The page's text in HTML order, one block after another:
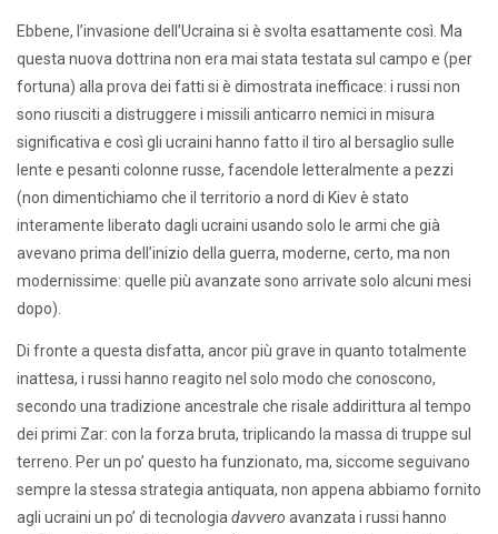
Ebbene, l’invasione dell’Ucraina si è svolta esattamente così. Ma
questa nuova dottrina non era mai stata testata sul campo e (per
fortuna) alla prova dei fatti si è dimostrata inefficace: i russi non
sono riusciti a distruggere i missili anticarro nemici in misura
significativa e così gli ucraini hanno fatto il tiro al bersaglio sulle
lente e pesanti colonne russe, facendole letteralmente a pezzi
(non dimentichiamo che il territorio a nord di Kiev è stato
interamente liberato dagli ucraini usando solo le armi che già
avevano prima dell’inizio della guerra, moderne, certo, ma non
modernissime: quelle più avanzate sono arrivate solo alcuni mesi
dopo).
Di fronte a questa disfatta, ancor più grave in quanto totalmente
inattesa, i russi hanno reagito nel solo modo che conoscono,
secondo una tradizione ancestrale che risale addirittura al tempo
dei primi Zar: con la forza bruta, triplicando la massa di truppe sul
terreno. Per un po’ questo ha funzionato, ma, siccome seguivano
sempre la stessa strategia antiquata, non appena abbiamo fornito
agli ucraini un po’ di tecnologia davvero avanzata i russi hanno